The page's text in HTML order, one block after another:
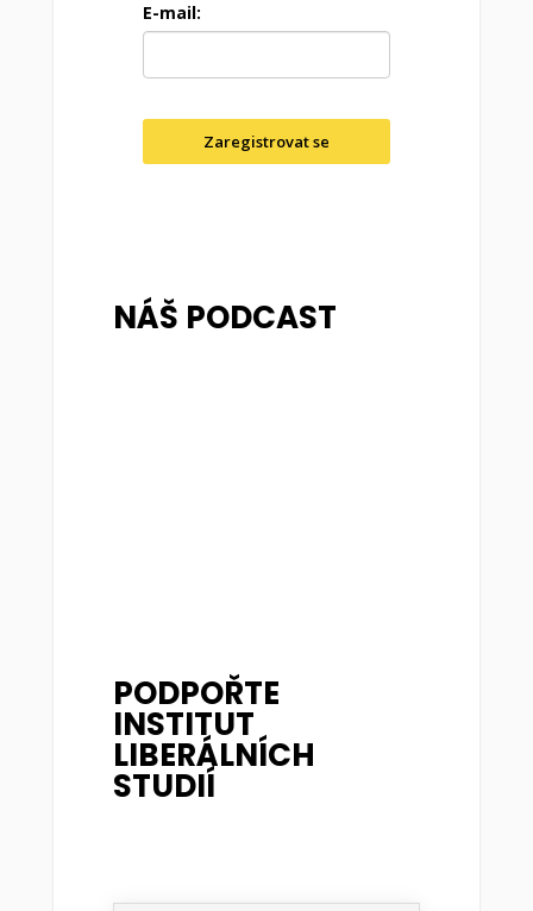
E-mail:
Zaregistrovat se
NÁŠ PODCAST
PODPOŘTE
INSTITUT
LIBERÁLNÍCH
STUDIÍ